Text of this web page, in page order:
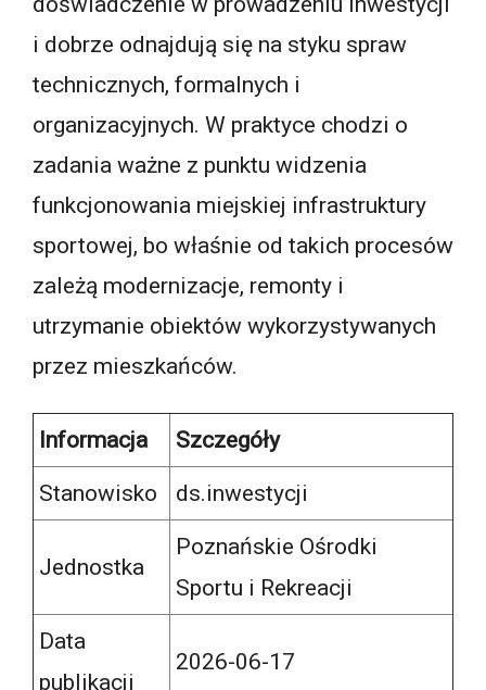
i dobrze odnajdują się na styku spraw
technicznych, formalnych i
organizacyjnych. W praktyce chodzi o
zadania ważne z punktu widzenia
funkcjonowania miejskiej infrastruktury
sportowej, bo właśnie od takich procesów
zależą modernizacje, remonty i
utrzymanie obiektów wykorzystywanych
przez mieszkańców.
Informacja Szczegóły
Stanowisko ds.inwestycji
Jednostka
Poznańskie Ośrodki
Sportu i Rekreacji
Data
publikacji
2026-06-17